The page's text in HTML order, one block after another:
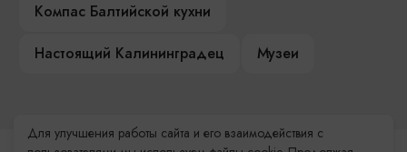
Компас Балтийской кухни
Настоящий Калининградец
Музеи
Для улучшения работы сайта и его взаимодействия с